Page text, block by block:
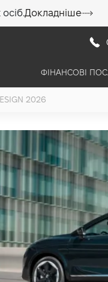
Докладніше
ФІНАНСОВІ
2026
QASHQAI
к.с.) 2026
грн•24 705